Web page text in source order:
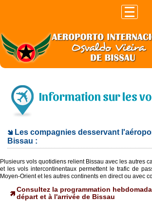
Information sur les
Les compagnies desservant
Bissau :
Plusieurs vols quotidiens relient Bissau avec les autres
et les vols intercontinentaux permettent le trafic de
Moyen-Orient et les autres continents en direct ou avec
Consultez la programmation
départ et à l'arrivée de Bissau